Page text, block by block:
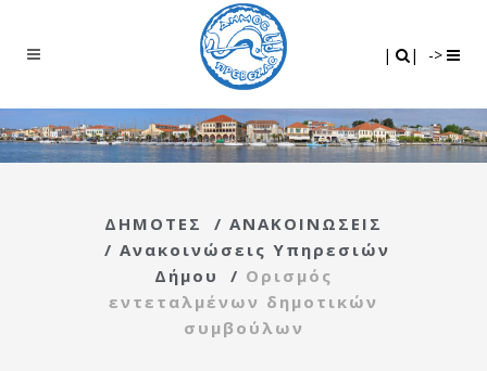
| | ->
ΔΗΜΟΤΕΣ / ΑΝΑΚΟΙΝΩΣΕΙΣ
/ Ανακοινώσεις Υπηρεσιών
Δήμου
/ Ορισμός
εντεταλμένων δημοτικών
συμβούλων